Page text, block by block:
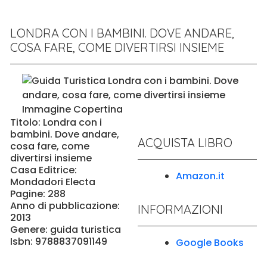
LONDRA CON I BAMBINI. DOVE ANDARE,
COSA FARE, COME DIVERTIRSI INSIEME
ACQUISTA LIBRO
Amazon.it
INFORMAZIONI
Google Books
Titolo: Londra con i
bambini. Dove andare,
cosa fare, come
divertirsi insieme
Casa Editrice:
Mondadori Electa
Pagine: 288
Anno di pubblicazione:
2013
Genere: guida turistica
Isbn: 9788837091149